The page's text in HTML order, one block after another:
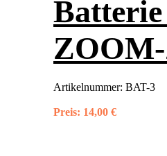
Artikelnummer: BAT-3
Preis: 14,00 €